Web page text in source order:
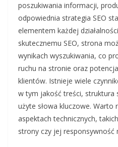
poszukiwania informacji,
odpowiednia strategia SEO
elementem każdej
skutecznemu SEO, strona
wynikach wyszukiwania, co
ruchu na stronie oraz
klientów. Istnieje wiele
w tym jakość treści, struktura
użyte słowa kluczowe. Warto
aspektach technicznych,
strony czy jej responsywność